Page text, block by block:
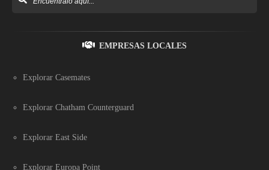
EMPRESAS LOCALES
Explorar Casemates
Explorar Chatham Counterguard
Explorar East Side
Explorar Europa Point